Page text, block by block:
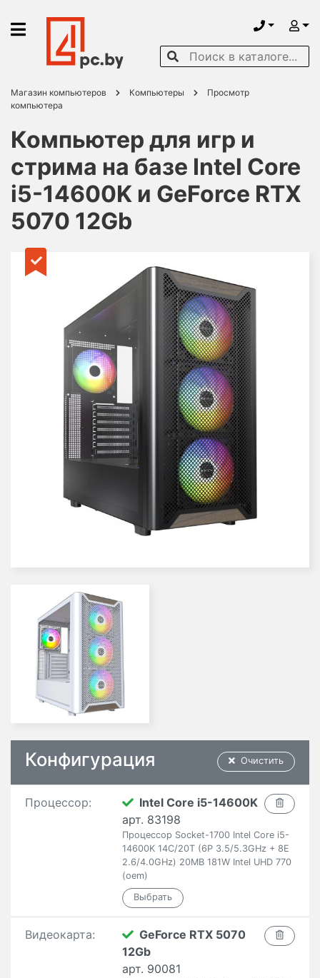
Магазин компьютеров Компьютеры
Просмотр
компьютера
Компьютер для игр и
стрима на базе Intel Core
i5-14600K и GeForce RTX
5070 12Gb
Очистить
Конфигурация
Процессор:
Intel Core i5-14600K
арт. 83198
Процессор Socket-1700 Intel Core i5-
14600K 14C/20T (6P 3.5/5.3GHz + 8E
2.6/4.0GHz) 20MB 181W Intel UHD 770
(oem)
Видеокарта:
GeForce RTX 5070
12Gb
арт. 90081